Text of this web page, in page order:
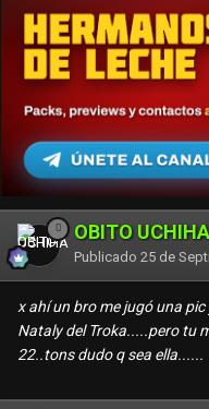
OBITO UCHIHA
Publicado 25 de
x ahí un bro me jugó una
Nataly del Troka.....pero tu
22..tons dudo q sea ella......